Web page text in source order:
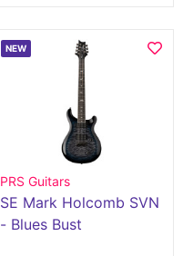
NEW
PRS Guitars
SE Mark Holcomb SVN
- Blues Bust